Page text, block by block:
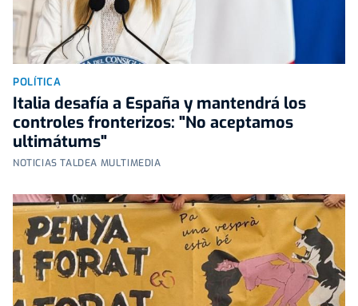
POLÍTICA
Italia desafía a España y mantendrá los
controles fronterizos: "No aceptamos
ultimátums"
NOTICIAS TALDEA MULTIMEDIA